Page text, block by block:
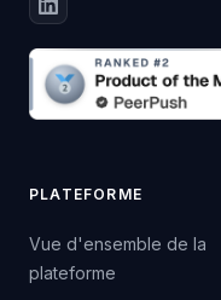
PLATEFORME
Vue d'ensemble de la
plateforme